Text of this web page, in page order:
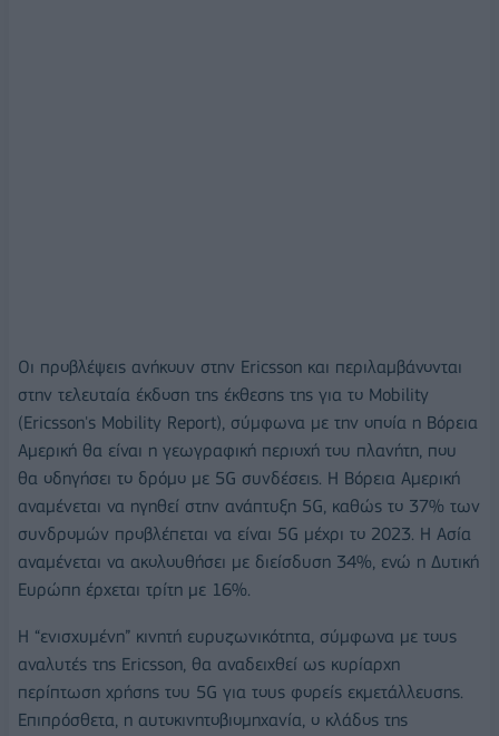
Οι προβλέψεις ανήκουν στην Ericsson και περιλαμβάνονται
στην τελευταία έκδοση της έκθεσης της για το Mobility
(Ericsson's Mobility Report), σύμφωνα με την οποία η Βόρεια
Αμερική θα είναι η γεωγραφική περιοχή του πλανήτη, που
θα οδηγήσει το δρόμο με 5G συνδέσεις. Η Βόρεια Αμερική
αναμένεται να ηγηθεί στην ανάπτυξη 5G, καθώς το 37% των
συνδρομών προβλέπεται να είναι 5G μέχρι το 2023. Η Ασία
αναμένεται να ακολουθήσει με διείσδυση 34%, ενώ η Δυτική
Ευρώπη έρχεται τρίτη με 16%.
Η “ενισχυμένη” κινητή ευρυζωνικότητα, σύμφωνα με τους
αναλυτές της Ericsson, θα αναδειχθεί ως κυρίαρχη
περίπτωση χρήσης του 5G για τους φορείς εκμετάλλευσης.
Επιπρόσθετα, η αυτοκινητοβιομηχανία, ο κλάδος της